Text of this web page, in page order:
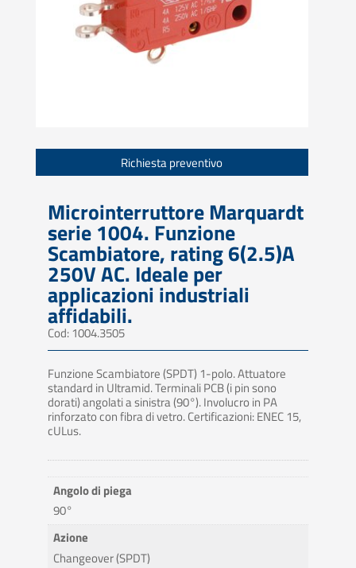
Richiesta preventivo
Microinterruttore Marquardt
serie 1004. Funzione
Scambiatore, rating 6(2.5)A
250V AC. Ideale per
applicazioni industriali
affidabili.
Cod: 1004.3505
Funzione Scambiatore (SPDT) 1-polo. Attuatore
standard in Ultramid. Terminali PCB (i pin sono
dorati) angolati a sinistra (90°). Involucro in PA
rinforzato con fibra di vetro. Certificazioni: ENEC 15,
cULus.
Angolo di piega
90°
Azione
Changeover (SPDT)